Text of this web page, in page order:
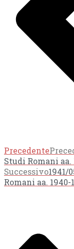
Precedente
Studi Romani aa.
Successivo1941/
Romani aa. 1940-